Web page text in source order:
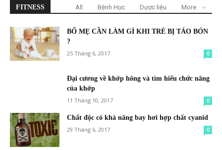
FITNESS All Bệnh Học Dược liệu More
BỐ MẸ CẦN LÀM GÌ KHI TRẺ BỊ TÁO BÓN
?
25 Tháng 6, 2017
0
Đại cương về khớp hông và tìm hiểu chức năng
của khớp
11 Tháng 10, 2017
0
Chất độc có khả năng bay hơi hợp chất cyanid
29 Tháng 6, 2017
0